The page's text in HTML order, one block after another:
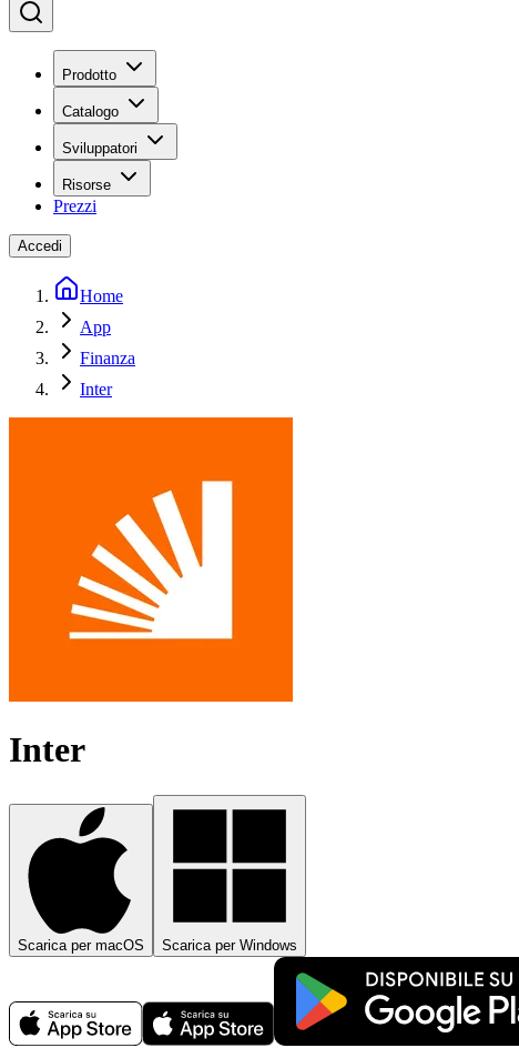
Prodotto
Catalogo
Sviluppatori
Risorse
Prezzi
Accedi
Home
App
Finanza
Inter
Inter
Scarica per macOS Scarica per Windows